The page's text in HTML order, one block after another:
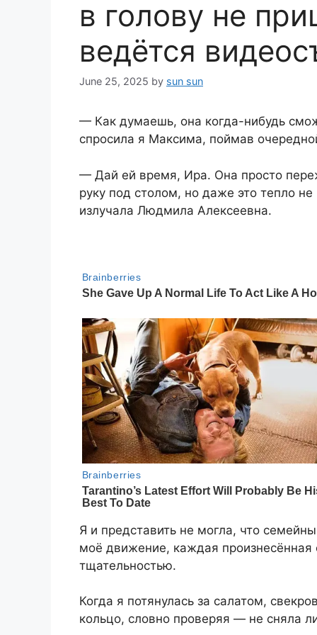
в голову не
ведётся
June 25, 2025 by sun sun
— Как думаешь, она когда-нибудь
спросила я Максима, поймав
— Дай ей время, Ира. Она просто
руку под столом, но даже это тепло
излучала Людмила Алексеевна.
Я и представить не могла, что
моё движение, каждая произнесённая
тщательностью.
Когда я потянулась за салатом,
кольцо, словно проверяя — не сняла